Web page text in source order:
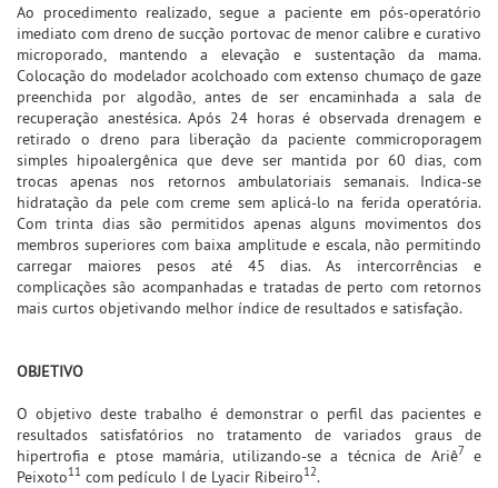
Ao procedimento realizado, segue a paciente em pós-operatório
imediato com dreno de sucção portovac de menor calibre e curativo
microporado, mantendo a elevação e sustentação da mama.
Colocação do modelador acolchoado com extenso chumaço de gaze
preenchida por algodão, antes de ser encaminhada a sala de
recuperação anestésica. Após 24 horas é observada drenagem e
retirado o dreno para liberação da paciente commicroporagem
simples hipoalergênica que deve ser mantida por 60 dias, com
trocas apenas nos retornos ambulatoriais semanais. Indica-se
hidratação da pele com creme sem aplicá-lo na ferida operatória.
Com trinta dias são permitidos apenas alguns movimentos dos
membros superiores com baixa amplitude e escala, não permitindo
carregar maiores pesos até 45 dias. As intercorrências e
complicações são acompanhadas e tratadas de perto com retornos
mais curtos objetivando melhor índice de resultados e satisfação.
OBJETIVO
O objetivo deste trabalho é demonstrar o perfil das pacientes e
resultados satisfatórios no tratamento de variados graus de
hipertrofia e ptose mamária, utilizando-se a técnica de Ariê7
e
Peixoto11 com pedículo I de Lyacir Ribeiro12.